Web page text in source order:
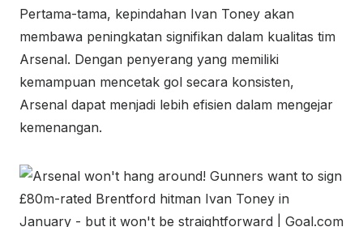
Pertama-tama, kepindahan Ivan Toney akan
membawa peningkatan signifikan dalam kualitas tim
Arsenal. Dengan penyerang yang memiliki
kemampuan mencetak gol secara konsisten,
Arsenal dapat menjadi lebih efisien dalam mengejar
kemenangan.